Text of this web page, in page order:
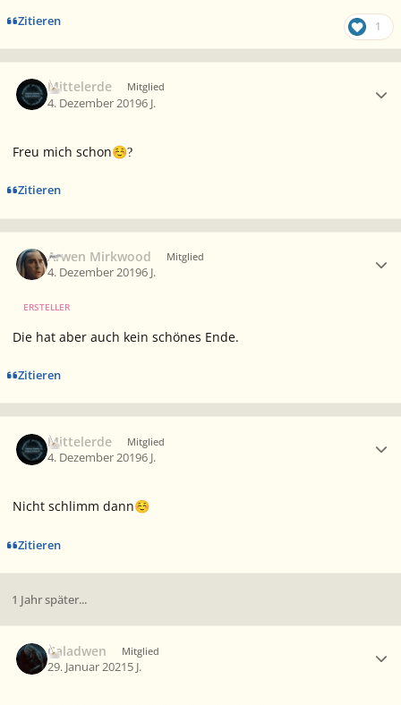
Zitieren 1
Mittelerde Mitglied
4. Dezember 20196 J.
Freu mich schon☺️?
Zitieren
Arwen Mirkwood Mitglied
4. Dezember 20196 J.
ERSTELLER
Die hat aber auch kein schönes Ende.
Zitieren
Mittelerde Mitglied
4. Dezember 20196 J.
Nicht schlimm dann☺️
Zitieren
1 Jahr später...
Caladwen Mitglied
29. Januar 20215 J.